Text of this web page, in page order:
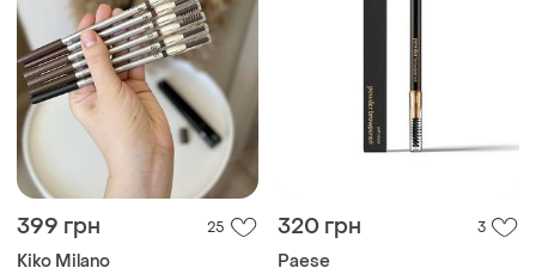
399 грн 25
Kiko Milano
320 грн 3
Paese